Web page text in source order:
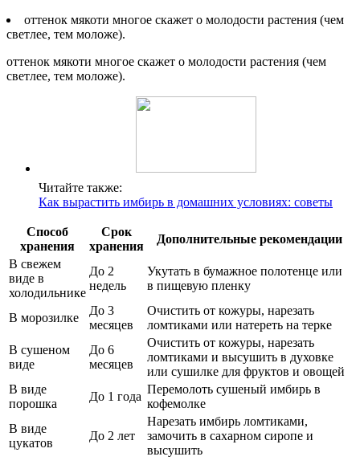
оттенок мякоти многое скажет о молодости растения (чем
светлее, тем моложе).
оттенок мякоти многое скажет о молодости растения (чем
светлее, тем моложе).
Читайте также:
Как вырастить имбирь в домашних условиях: советы
Способ
хранения
Срок
хранения
Дополнительные рекомендации
В свежем
виде в
холодильнике
До 2
недель
Укутать в бумажное полотенце или
в пищевую пленку
В морозилке
До 3
месяцев
Очистить от кожуры, нарезать
ломтиками или натереть на терке
В сушеном
виде
До 6
месяцев
Очистить от кожуры, нарезать
ломтиками и высушить в духовке
или сушилке для фруктов и овощей
В виде
порошка
До 1 года
Перемолоть сушеный имбирь в
кофемолке
В виде
цукатов
До 2 лет
Нарезать имбирь ломтиками,
замочить в сахарном сиропе и
высушить